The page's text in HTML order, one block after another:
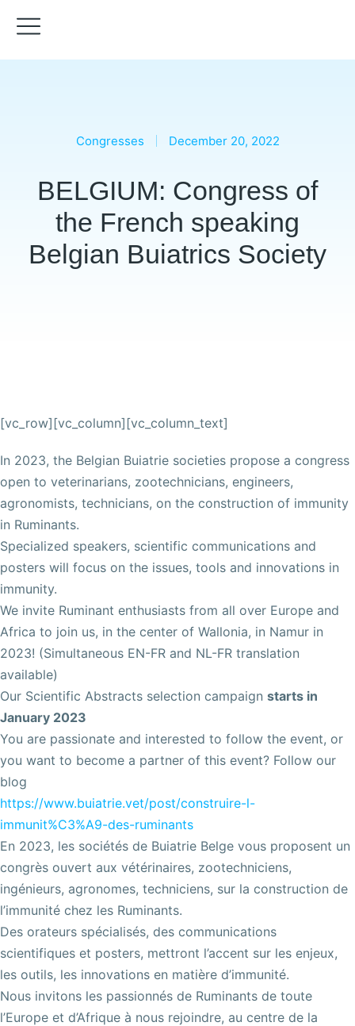
Congresses December 20, 2022
BELGIUM: Congress of
the French speaking
Belgian Buiatrics Society
[vc_row][vc_column][vc_column_text]
In 2023, the Belgian Buiatrie societies propose a congress
open to veterinarians, zootechnicians, engineers,
agronomists, technicians, on the construction of immunity
in Ruminants.
Specialized speakers, scientific communications and
posters will focus on the issues, tools and innovations in
immunity.
We invite Ruminant enthusiasts from all over Europe and
Africa to join us, in the center of Wallonia, in Namur in
2023! (Simultaneous EN-FR and NL-FR translation
available)
Our Scientific Abstracts selection campaign starts in
January 2023
You are passionate and interested to follow the event, or
you want to become a partner of this event? Follow our
blog
https://www.buiatrie.vet/post/construire-l-
immunit%C3%A9-des-ruminants
En 2023, les sociétés de Buiatrie Belge vous proposent un
congrès ouvert aux vétérinaires, zootechniciens,
ingénieurs, agronomes, techniciens, sur la construction de
l’immunité chez les Ruminants.
Des orateurs spécialisés, des communications
scientifiques et posters, mettront l’accent sur les enjeux,
les outils, les innovations en matière d’immunité.
Nous invitons les passionnés de Ruminants de toute
l’Europe et d’Afrique à nous rejoindre, au centre de la